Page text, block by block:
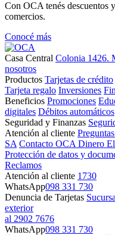
Con OCA tenés descuentos
comercios.
Conocé más
Casa Central Colonia 1426.
nosotros
Productos Tarjetas de crédito
Tarjeta regalo Inversiones
Beneficios Promociones
digitales Débitos automáticos
Seguridad y Finanzas
Atención al cliente
SA Contacto OCA Dinero
Protección de datos y
Reclamos
Atención al cliente 1730
WhatsApp098 331 730
Denuncia de Tarjetas
exterior
al 2902 7676
WhatsApp098 331 730